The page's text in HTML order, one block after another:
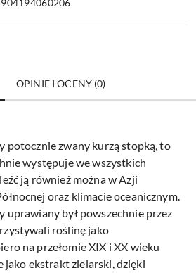
OPINIE I OCENY (0)
potocznie zwany kurzą stopką, to
występuje we wszystkich
ją również można w Azji
oraz klimacie oceanicznym.
uprawiany był powszechnie przez
roślinę jako
na przełomie XIX i XX wieku
jako ekstrakt zielarski, dzięki